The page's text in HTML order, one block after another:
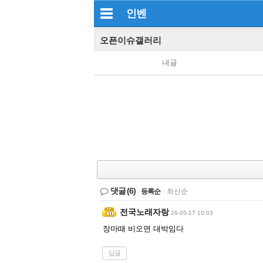
인벤
오픈이슈갤러리
내글
댓글(6) 등록순 최신순
전국노래자랑 26-05-17 10:03
장마때 비오면 대박임다
답글